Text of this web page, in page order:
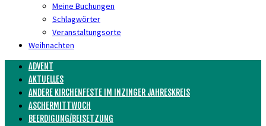
Meine Buchungen
Schlagwörter
Veranstaltungsorte
Weihnachten
ADVENT
AKTUELLES
ANDERE KIRCHENFESTE IM INZINGER JAHRESKREIS
ASCHERMITTWOCH
BEERDIGUNG/BEISETZUNG